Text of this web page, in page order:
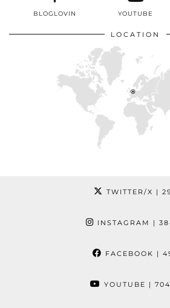
BLOGLOVIN YOUTUBE
LOCATION
TWITTER/X |
INSTAGRAM |
FACEBOOK |
YOUTUBE |